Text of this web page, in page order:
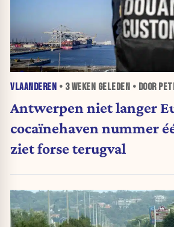
VLAANDEREN • 3 WEKEN GELEDEN • DOOR
Antwerpen niet langer
cocaïnehaven nummer
ziet forse terugval